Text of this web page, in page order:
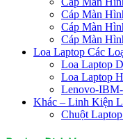
Cáp Màn
Cáp Màn
Cáp Màn
Loa Laptop Các
Loa Laptop
Loa Laptop
Lenovo-
Khác – Linh Kiện
Chuột